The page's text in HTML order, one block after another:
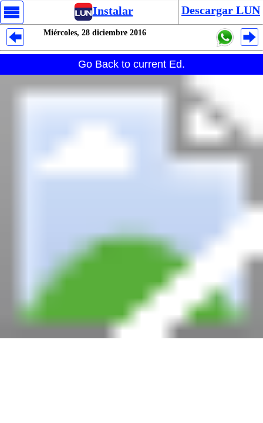
Instalar Descargar LUN
Miércoles, 28 diciembre 2016
Go Back to current Ed.
Despliegues Analytics
Despliegues Totales
Despliegues por Rubros